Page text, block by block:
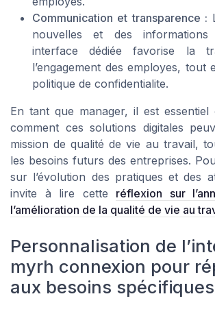
Communication et transparence :
nouvelles et des
interface dédiée favorise la
l’engagement des employes, tout
politique de confidentialite.
En tant que manager, il est essentiel
comment ces solutions digitales
mission de qualité de vie au travail,
les besoins futurs des entreprises.
sur l’évolution des pratiques et des
invite à lire cette réflexion sur
l’amélioration de la qualité de vie au
Personnalisation de
myrh connexion pour
aux besoins spécifiques